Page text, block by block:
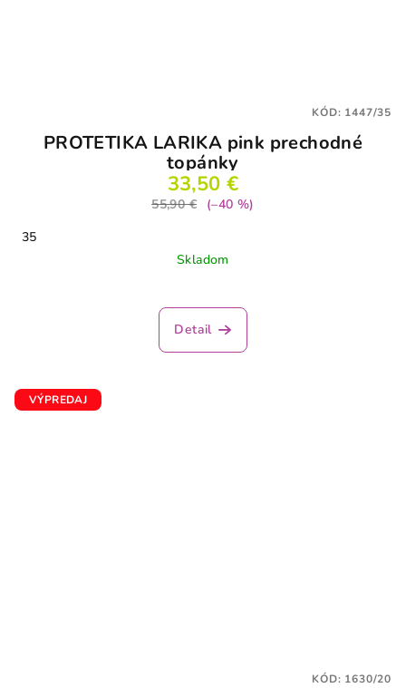
PROTETIKA LARIKA pink prechodné
topánky
33,50 €
55,90 €
(–40 %)
35
Skladom
Detail
KÓD: 1447/35
VÝPREDAJ
KÓD: 1630/20